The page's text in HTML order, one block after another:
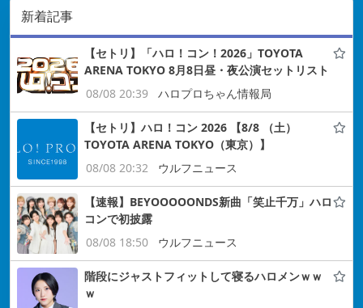
新着記事
【セトリ】「ハロ！コン！2026」TOYOTA
ARENA TOKYO 8月8日昼・夜公演セットリスト
08/08 20:39
ハロプロちゃん情報局
【セトリ】ハロ！コン 2026 【8/8 （土）
TOYOTA ARENA TOKYO（東京）】
08/08 20:32
ウルフニュース
【速報】BEYOOOOONDS新曲「笑止千万」ハロ
コンで初披露
08/08 18:50
ウルフニュース
階段にジャストフィットして寝るハロメンｗｗ
ｗ